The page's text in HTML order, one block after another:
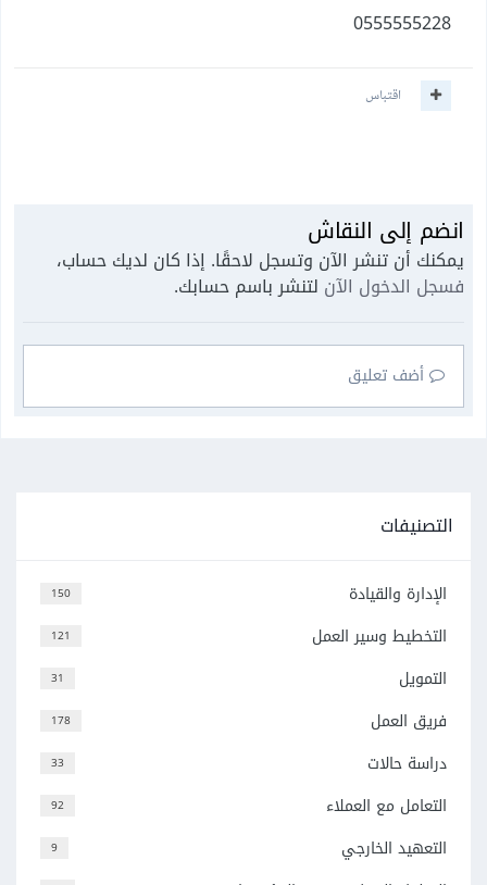
0555555228
اقتباس
انضم إلى النقاش
يمكنك أن تنشر الآن وتسجل لاحقًا. إذا كان لديك حساب،
فسجل الدخول الآن لتنشر باسم حسابك.
أضف تعليق
التصنيفات
150 الإدارة والقيادة
121 التخطيط وسير العمل
31 التمويل
178 فريق العمل
33 دراسة حالات
92 التعامل مع العملاء
9 التعهيد الخارجي